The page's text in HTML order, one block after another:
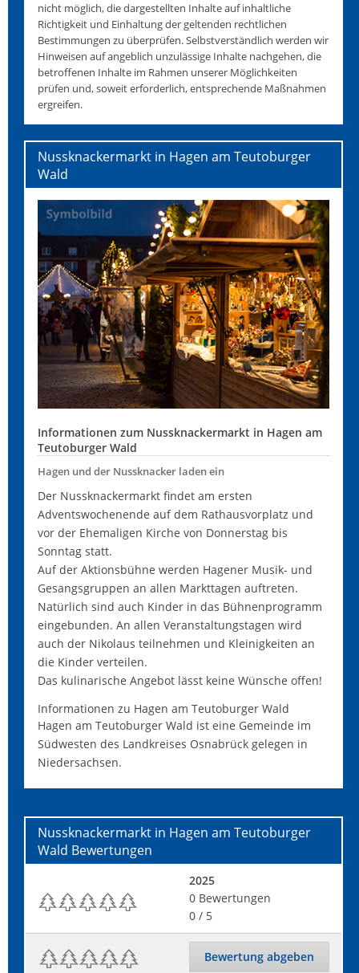
nicht möglich, die dargestellten Inhalte auf inhaltliche
Richtigkeit und Einhaltung der geltenden rechtlichen
Bestimmungen zu überprüfen. Selbstverständlich werden wir
Hinweisen auf angeblich unzulässige Inhalte nachgehen, die
betroffenen Inhalte im Rahmen unserer Möglichkeiten
prüfen und, soweit erforderlich, entsprechende Maßnahmen
ergreifen.
Nussknackermarkt in Hagen am Teutoburger
Wald
Informationen zum Nussknackermarkt in Hagen am
Teutoburger Wald
Hagen und der Nussknacker laden ein
Der Nussknackermarkt findet am ersten
Adventswochenende auf dem Rathausvorplatz und
vor der Ehemaligen Kirche von Donnerstag bis
Sonntag statt.
Auf der Aktionsbühne werden Hagener Musik- und
Gesangsgruppen an allen Markttagen auftreten.
Natürlich sind auch Kinder in das Bühnenprogramm
eingebunden. An allen Veranstaltungstagen wird
auch der Nikolaus teilnehmen und Kleinigkeiten an
die Kinder verteilen.
Das kulinarische Angebot lässt keine Wünsche offen!
Informationen zu Hagen am Teutoburger Wald
Hagen am Teutoburger Wald ist eine Gemeinde im
Südwesten des Landkreises Osnabrück gelegen in
Niedersachsen.
Nussknackermarkt in Hagen am Teutoburger
Wald Bewertungen
2025
0 Bewertungen
0 / 5
Bewertung abgeben